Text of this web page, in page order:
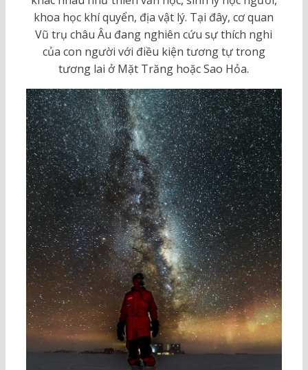
khoa học khí quyển, địa vật lý. Tại đây, cơ quan
Vũ trụ châu Âu đang nghiên cứu sự thích nghi
của con người với điều kiện tương tự trong
tương lai ở Mặt Trăng hoặc Sao Hỏa.